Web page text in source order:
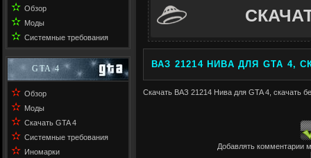
✫ Обзор
✫ Моды
✫ Системные требования
GTA 4
✫ Обзор
✫ Моды
✫ Скачать GTA 4
✫ Системные требования
✫ Иномарки
ВАЗ 21214 НИВА ДЛЯ GTA 4,
Скачать ВАЗ 21214 Нива для GTA 4, скачать
Добавлять комментарии